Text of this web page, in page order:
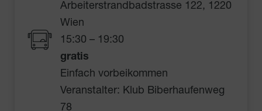
Arbeiterstrandbadstrasse 122, 1220
Wien
15:30 – 19:30
gratis
Einfach vorbeikommen
Veranstalter: Klub Biberhaufenweg
78